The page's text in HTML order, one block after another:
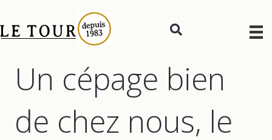
Un cépage bien
de chez nous, le